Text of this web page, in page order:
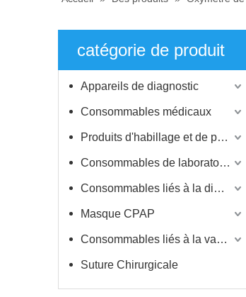
catégorie de produit
Appareils de diagnostic
Consommables médicaux
Produits d'habillage et de protection
Consommables de laboratoire
Consommables liés à la dialyse
Masque CPAP
Consommables liés à la vaccination
Suture Chirurgicale